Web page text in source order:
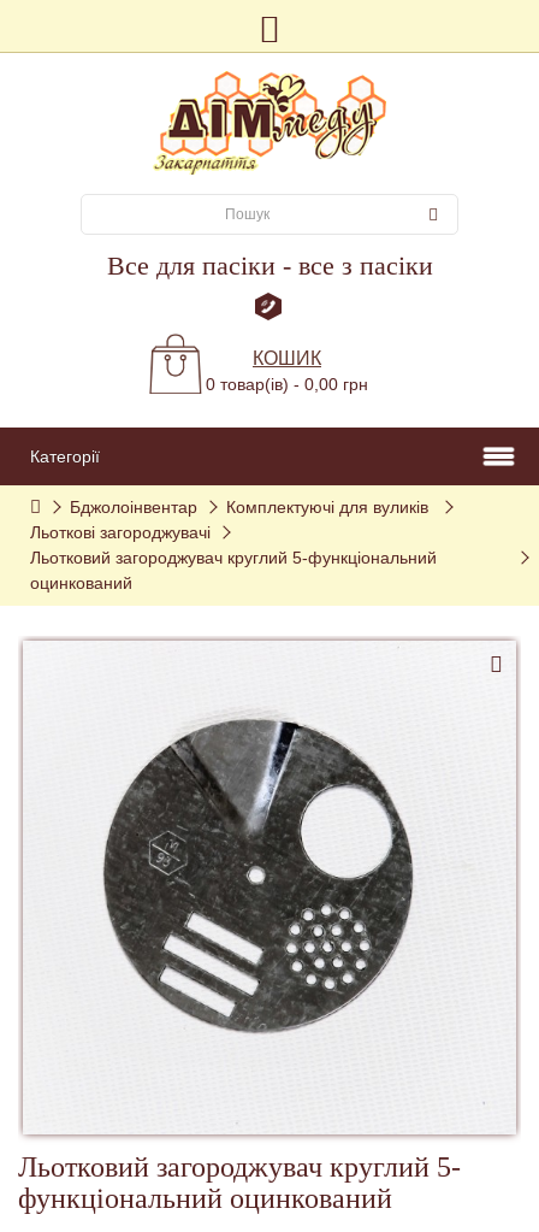
Все для пасіки - все з пасіки
КОШИК
0 товар(ів) - 0,00 грн
Категорії
Бджолоінвентар
Комплектуючі для вуликів
Льоткові загороджувачі
Льотковий загороджувач круглий 5-функціональний
оцинкований
Льотковий загороджувач круглий 5-
функціональний оцинкований